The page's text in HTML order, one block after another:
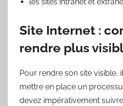
les sites intranet et
Site Internet :
rendre plus
Pour rendre son site visible,
mettre en place un
devez impérativement